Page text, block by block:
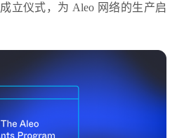
成立仪式，为 Aleo 网络的生产启